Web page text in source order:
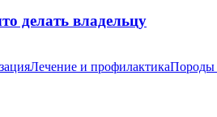
делать владельцу
Лечение и профилактикаПороды